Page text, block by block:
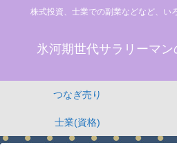
株式投資、士業での副業などなど、い
氷河期世代サラリーマ
つなぎ売り
士業(資格)